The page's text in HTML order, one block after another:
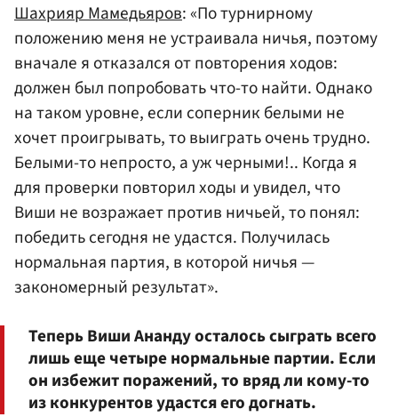
Шахрияр Мамедьяров: «По турнирному
положению меня не устраивала ничья, поэтому
вначале я отказался от повторения ходов:
должен был попробовать что-то найти. Однако
на таком уровне, если соперник белыми не
хочет проигрывать, то выиграть очень трудно.
Белыми-то непросто, а уж черными!.. Когда я
для проверки повторил ходы и увидел, что
Виши не возражает против ничьей, то понял:
победить сегодня не удастся. Получилась
нормальная партия, в которой ничья —
закономерный результат».
Теперь Виши Ананду осталось сыграть всего
лишь еще четыре нормальные партии. Если
он избежит поражений, то вряд ли кому-то
из конкурентов удастся его догнать.